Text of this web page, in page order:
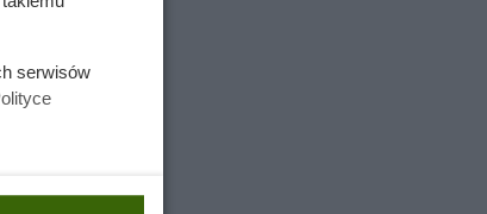
serwisów